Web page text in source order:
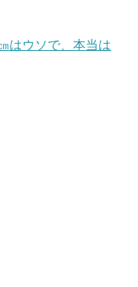
はウソで、本当は